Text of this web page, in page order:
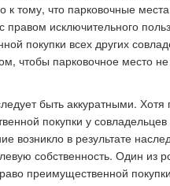
к тому, что парковочные
исключительного
покупки всех других
чтобы парковочное место
быть аккуратными.
покупки у
возникло в результате
собственность. Один
преимущественной